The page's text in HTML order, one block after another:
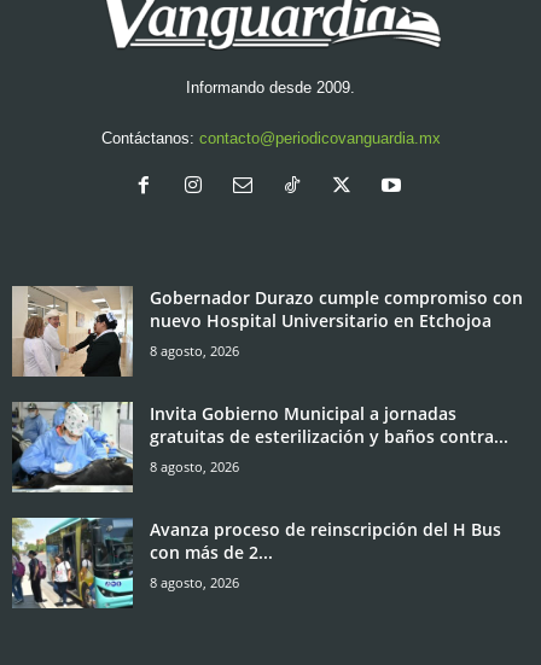
Informando desde 2009.
Contáctanos: contacto@periodicovanguardia.mx
Gobernador Durazo cumple compromiso con
nuevo Hospital Universitario en Etchojoa
8 agosto, 2026
Invita Gobierno Municipal a jornadas
gratuitas de esterilización y baños contra...
8 agosto, 2026
Avanza proceso de reinscripción del H Bus
con más de 2...
8 agosto, 2026